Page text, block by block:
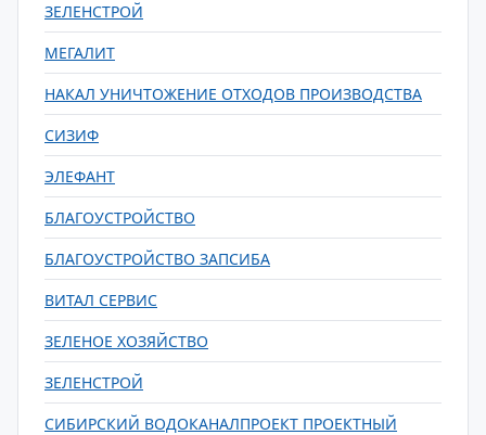
ЗЕЛЕНСТРОЙ
МЕГАЛИТ
НАКАЛ УНИЧТОЖЕНИЕ ОТХОДОВ ПРОИЗВОДСТВА
СИЗИФ
ЭЛЕФАНТ
БЛАГОУСТРОЙСТВО
БЛАГОУСТРОЙСТВО ЗАПСИБА
ВИТАЛ СЕРВИС
ЗЕЛЕНОЕ ХОЗЯЙСТВО
ЗЕЛЕНСТРОЙ
СИБИРСКИЙ ВОДОКАНАЛПРОЕКТ ПРОЕКТНЫЙ